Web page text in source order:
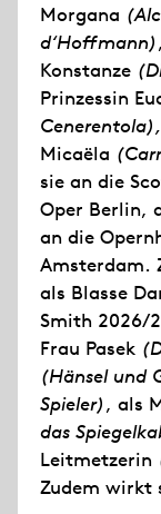
Morgana
d‘Hoffmann)
Konstanze
Prinzessin
Cenerentola),
Micaëla
sie an die
Oper Berlin,
an die
Amsterdam.
als Blasse
Smith 2026/
Frau Pasek
(Hänsel und
Spieler), als
das
Leitmetzerin
Zudem wirkt